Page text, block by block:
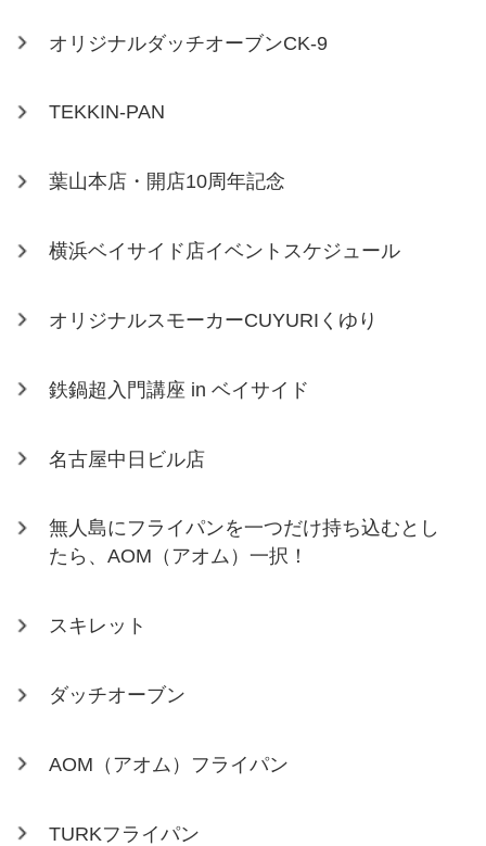
オリジナルダッチオーブンCK-9
TEKKIN-PAN
葉山本店・開店10周年記念
横浜ベイサイド店イベントスケジュール
オリジナルスモーカーCUYURIくゆり
鉄鍋超入門講座 in ベイサイド
名古屋中日ビル店
無人島にフライパンを一つだけ持ち込むとし
たら、AOM（アオム）一択！
スキレット
ダッチオーブン
AOM（アオム）フライパン
TURKフライパン